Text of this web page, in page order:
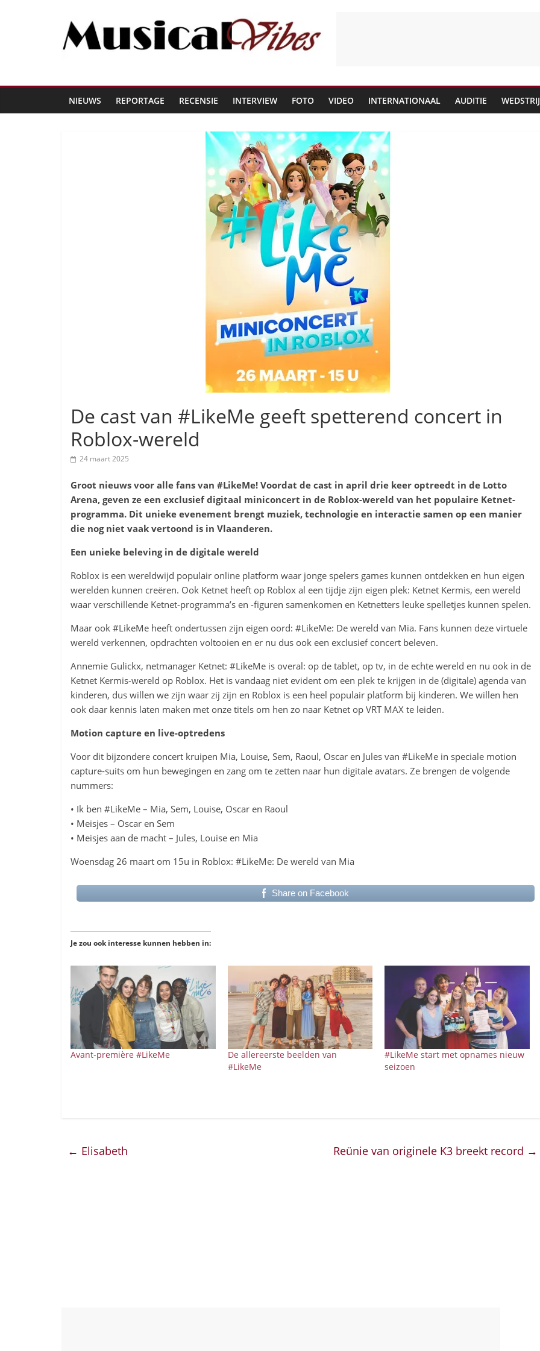
NIEUWS REPORTAGE RECENSIE INTERVIEW FOTO VIDEO INTERNATIONAAL AUDITIE
De cast van #LikeMe geeft spetterend concert in
Roblox-wereld
24 maart 2025
Groot nieuws voor alle fans van #LikeMe! Voordat de cast in april drie keer optreedt in de Lotto
Arena, geven ze een exclusief digitaal miniconcert in de Roblox-wereld van het populaire Ketnet-
programma. Dit unieke evenement brengt muziek, technologie en interactie samen op een manier
die nog niet vaak vertoond is in Vlaanderen.
Een unieke beleving in de digitale wereld
Roblox is een wereldwijd populair online platform waar jonge spelers games kunnen ontdekken en hun eigen
werelden kunnen creëren. Ook Ketnet heeft op Roblox al een tijdje zijn eigen plek: Ketnet Kermis, een wereld
waar verschillende Ketnet-programma’s en -figuren samenkomen en Ketnetters leuke spelletjes kunnen spelen.
Maar ook #LikeMe heeft ondertussen zijn eigen oord: #LikeMe: De wereld van Mia. Fans kunnen deze virtuele
wereld verkennen, opdrachten voltooien en er nu dus ook een exclusief concert beleven.
Annemie Gulickx, netmanager Ketnet: #LikeMe is overal: op de tablet, op tv, in de echte wereld en nu ook in de
Ketnet Kermis-wereld op Roblox. Het is vandaag niet evident om een plek te krijgen in de (digitale) agenda van
kinderen, dus willen we zijn waar zij zijn en Roblox is een heel populair platform bij kinderen. We willen hen
ook daar kennis laten maken met onze titels om hen zo naar Ketnet op VRT MAX te leiden.
Motion capture en live-optredens
Voor dit bijzondere concert kruipen Mia, Louise, Sem, Raoul, Oscar en Jules van #LikeMe in speciale motion
capture-suits om hun bewegingen en zang om te zetten naar hun digitale avatars. Ze brengen de volgende
nummers:
• Ik ben #LikeMe – Mia, Sem, Louise, Oscar en Raoul
• Meisjes – Oscar en Sem
• Meisjes aan de macht – Jules, Louise en Mia
Woensdag 26 maart om 15u in Roblox: #LikeMe: De wereld van Mia
Share on Facebook
Je zou ook interesse kunnen hebben in:
Avant-première #LikeMe
De allereerste beelden van
#LikeMe
#LikeMe start met opnames nieuw
seizoen
← Elisabeth Reünie van originele K3 breekt record →